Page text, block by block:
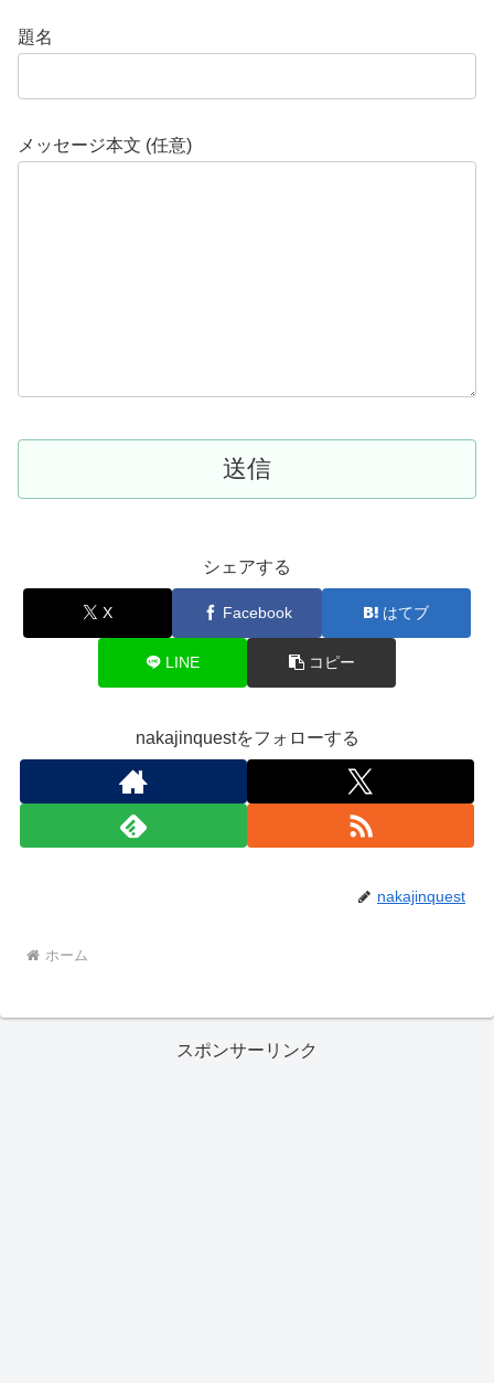
題名
メッセージ本文 (任意)
シェアする
X Facebook はてブ
LINE コピー
nakajinquestをフォローする
nakajinquest
ホーム
スポンサーリンク